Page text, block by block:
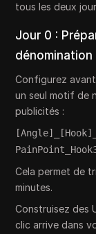
tous les deux
Jour 0 :
dénomination
Configurez
un seul motif de
publicités :
Cela permet de
minutes.
Construisez des
clic arrive dans